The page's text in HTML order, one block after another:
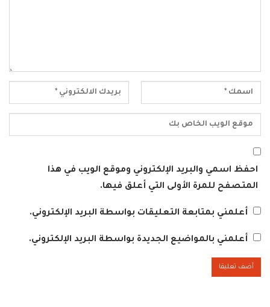
احفظ اسمي والبريد الإلكتروني وموقع الويب في هذا
المتصفح للمرة الأولى التي أعلق فيها.
أعلمني بمتابعة التعليقات بواسطة البريد الإلكتروني.
أعلمني بالمواضيع الجديدة بواسطة البريد الإلكتروني.